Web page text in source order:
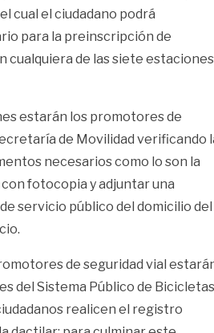
cual el ciudadano podrá
para la preinscripción de
cualquiera de las siete estaciones
estarán los promotores de
de Movilidad verificando
necesarios como lo son la
fotocopia y adjuntar una
servicio público del domicilio del
de seguridad vial
del Sistema Público de
realicen el registro